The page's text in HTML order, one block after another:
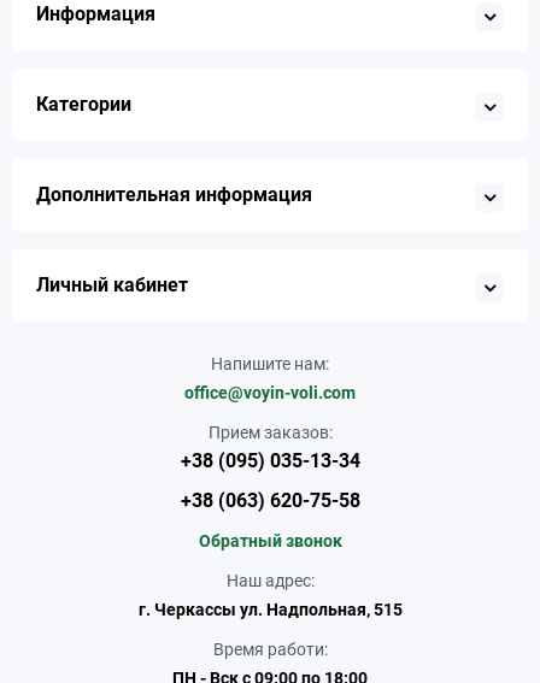
Информация
Категории
Дополнительная информация
Личный кабинет
Напишите нам:
office@voyin-voli.com
Прием заказов:
+38 (095) 035-13-34
+38 (063) 620-75-58
Обратный звонок
Наш адрес:
г. Черкассы ул. Надпольная, 515
Время работи:
ПН - Вск с 09:00 по 18:00